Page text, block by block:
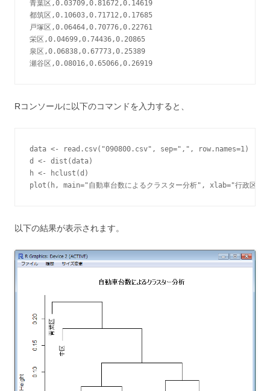
青葉区,0.03709,0.81672,0.14619
都筑区,0.10603,0.71712,0.17685
戸塚区,0.06464,0.70776,0.22761
栄区,0.04699,0.74436,0.20865
泉区,0.06838,0.67773,0.25389
Rコンソールに以下のコマンドを入力すると、
data <- read.csv("090800.csv", sep=",", row.names=1)
d <- dist(data)
h <- hclust(d)
以下の結果が表示されます。